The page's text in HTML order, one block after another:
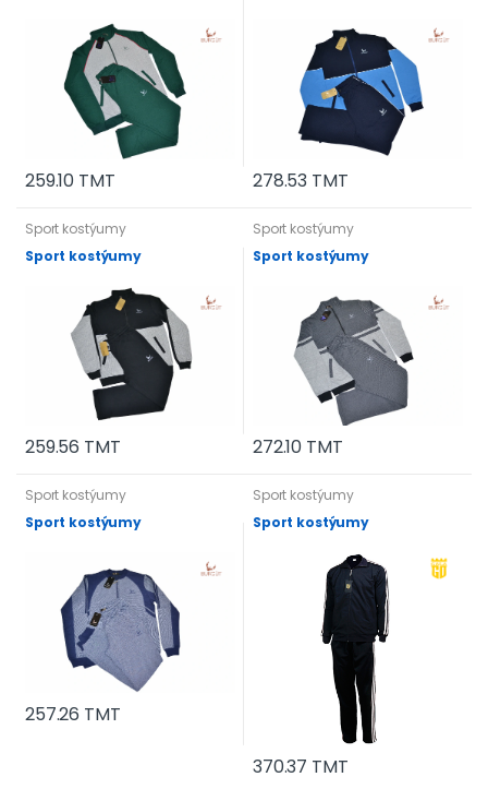
259.10 TMT 278.53 TMT
Sport kostýumy
Sport kostýumy
259.56 TMT
Sport kostýumy
Sport kostýumy
272.10 TMT
Sport kostýumy
Sport kostýumy
257.26 TMT
Sport kostýumy
Sport kostýumy
370.37 TMT